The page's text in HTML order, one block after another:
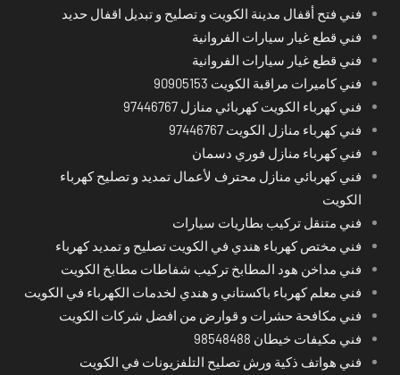
فني فتح أقفال مدينة الكويت و تصليح و تبديل اقفال حديد
فني قطع غيار سيارات الفروانية
فني قطع غيار سيارات الفروانية
فني كاميرات مراقبة الكويت 90905153
فني كهرباء الكويت كهربائي منازل 97446767
فني كهرباء منازل الكويت 97446767
فني كهرباء منازل فوري دسمان
فني كهربائي منازل محترف لأعمال تمديد و تصليح كهرباء
الكويت
فني متنقل تركيب بطاريات سيارات
فني مختص كهرباء هندي في الكويت تصليح و تمديد كهرباء
فني مداخن هود المطابخ تركيب شفاطات مطابخ الكويت
فني معلم كهرباء باكستاني و هندي لخدمات الكهرباء في الكويت
فني مكافحة حشرات و قوارض من افضل شركات الكويت
فني مكيفات خيطان 98548488
فني هواتف ذكية ورش تصليح التلفزيونات في الكويت